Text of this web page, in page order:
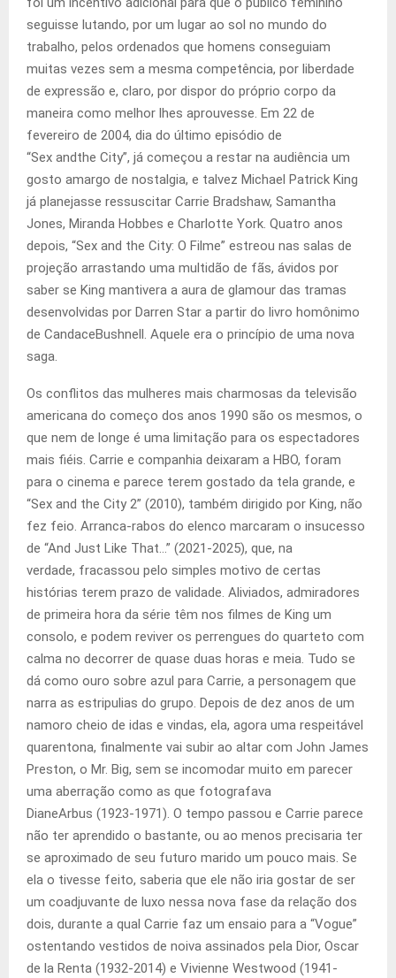
seguisse lutando, por um lugar ao sol no mundo do
trabalho, pelos ordenados que homens conseguiam
muitas vezes sem a mesma competência, por liberdade
de expressão e, claro, por dispor do próprio corpo da
maneira como melhor lhes aprouvesse. Em 22 de
fevereiro de 2004, dia do último episódio de
“Sex andthe City”, já começou a restar na audiência um
gosto amargo de nostalgia, e talvez Michael Patrick King
já planejasse ressuscitar Carrie Bradshaw, Samantha
Jones, Miranda Hobbes e Charlotte York. Quatro anos
depois, “Sex and the City: O Filme” estreou nas salas de
projeção arrastando uma multidão de fãs, ávidos por
saber se King mantivera a aura de glamour das tramas
desenvolvidas por Darren Star a partir do livro homônimo
de CandaceBushnell. Aquele era o princípio de uma nova
saga.
Os conflitos das mulheres mais charmosas da televisão
americana do começo dos anos 1990 são os mesmos, o
que nem de longe é uma limitação para os espectadores
mais fiéis. Carrie e companhia deixaram a HBO, foram
para o cinema e parece terem gostado da tela grande, e
“Sex and the City 2” (2010), também dirigido por King, não
fez feio. Arranca-rabos do elenco marcaram o insucesso
de “And Just Like That…” (2021-2025), que, na
verdade, fracassou pelo simples motivo de certas
histórias terem prazo de validade. Aliviados, admiradores
de primeira hora da série têm nos filmes de King um
consolo, e podem reviver os perrengues do quarteto com
calma no decorrer de quase duas horas e meia. Tudo se
dá como ouro sobre azul para Carrie, a personagem que
narra as estripulias do grupo. Depois de dez anos de um
namoro cheio de idas e vindas, ela, agora uma respeitável
quarentona, finalmente vai subir ao altar com John James
Preston, o Mr. Big, sem se incomodar muito em parecer
uma aberração como as que fotografava
DianeArbus (1923-1971). O tempo passou e Carrie parece
não ter aprendido o bastante, ou ao menos precisaria ter
se aproximado de seu futuro marido um pouco mais. Se
ela o tivesse feito, saberia que ele não iria gostar de ser
um coadjuvante de luxo nessa nova fase da relação dos
dois, durante a qual Carrie faz um ensaio para a “Vogue”
ostentando vestidos de noiva assinados pela Dior, Oscar
de la Renta (1932-2014) e Vivienne Westwood (1941-